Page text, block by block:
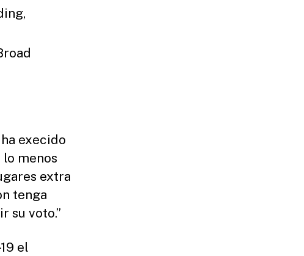
execido
menos
extra
tenga
su voto.”
el